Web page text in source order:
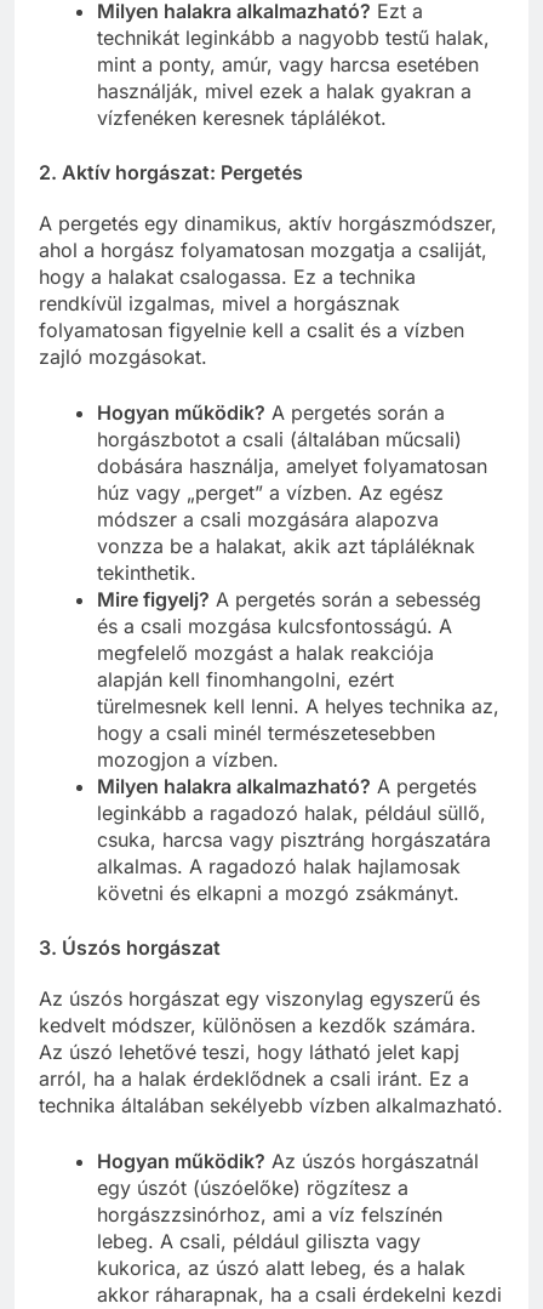
Milyen halakra alkalmazható? Ezt a
technikát leginkább a nagyobb testű halak,
mint a ponty, amúr, vagy harcsa esetében
használják, mivel ezek a halak gyakran a
vízfenéken keresnek táplálékot.
2. Aktív horgászat: Pergetés
A pergetés egy dinamikus, aktív horgászmódszer,
ahol a horgász folyamatosan mozgatja a csaliját,
hogy a halakat csalogassa. Ez a technika
rendkívül izgalmas, mivel a horgásznak
folyamatosan figyelnie kell a csalit és a vízben
zajló mozgásokat.
Hogyan működik? A pergetés során a
horgászbotot a csali (általában műcsali)
dobására használja, amelyet folyamatosan
húz vagy „perget” a vízben. Az egész
módszer a csali mozgására alapozva
vonzza be a halakat, akik azt tápláléknak
tekinthetik.
Mire figyelj? A pergetés során a sebesség
és a csali mozgása kulcsfontosságú. A
megfelelő mozgást a halak reakciója
alapján kell finomhangolni, ezért
türelmesnek kell lenni. A helyes technika az,
hogy a csali minél természetesebben
mozogjon a vízben.
Milyen halakra alkalmazható? A pergetés
leginkább a ragadozó halak, például süllő,
csuka, harcsa vagy pisztráng horgászatára
alkalmas. A ragadozó halak hajlamosak
követni és elkapni a mozgó zsákmányt.
3. Úszós horgászat
Az úszós horgászat egy viszonylag egyszerű és
kedvelt módszer, különösen a kezdők számára.
Az úszó lehetővé teszi, hogy látható jelet kapj
arról, ha a halak érdeklődnek a csali iránt. Ez a
technika általában sekélyebb vízben alkalmazható.
Hogyan működik? Az úszós horgászatnál
egy úszót (úszóelőke) rögzítesz a
horgászzsinórhoz, ami a víz felszínén
lebeg. A csali, például giliszta vagy
kukorica, az úszó alatt lebeg, és a halak
akkor ráharapnak, ha a csali érdekelni kezdi